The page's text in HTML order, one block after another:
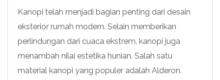
Kanopi telah menjadi bagian penting dari desain
eksterior rumah modern. Selain memberikan
perlindungan dari cuaca ekstrem, kanopi juga
menambah nilai estetika hunian. Salah satu
material kanopi yang populer adalah Alderon.